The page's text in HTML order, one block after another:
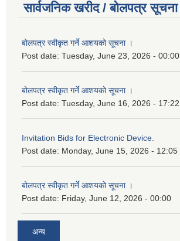
सार्वजनिक खरीद / बोलपत्र सूचना
बोलपत्र स्वीकृत गर्ने आशयको सूचना ।
Post date: Tuesday, June 23, 2026 - 00:00
बोलपत्र स्वीकृत गर्ने आशयको सूचना ।
Post date: Tuesday, June 16, 2026 - 17:22
Invitation Bids for Electronic Device.
Post date: Monday, June 15, 2026 - 12:05
बोलपत्र स्वीकृत गर्ने आशयको सूचना ।
Post date: Friday, June 12, 2026 - 00:00
अन्य